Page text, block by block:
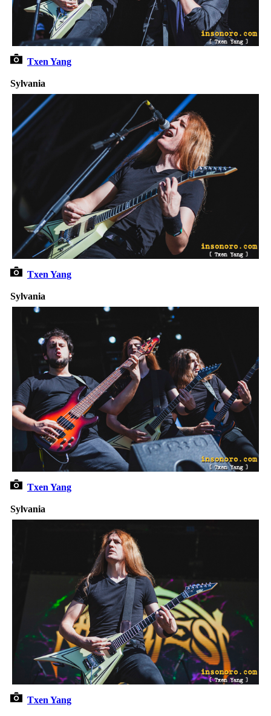
Txen Yang
Sylvania
Txen Yang
Sylvania
Txen Yang
Sylvania
Txen Yang